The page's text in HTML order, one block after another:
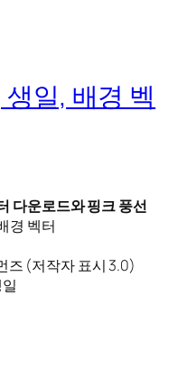
일, 배경 벡
다운로드와 핑크 풍선
경 벡터
즈 (저작자 표시 3.0)